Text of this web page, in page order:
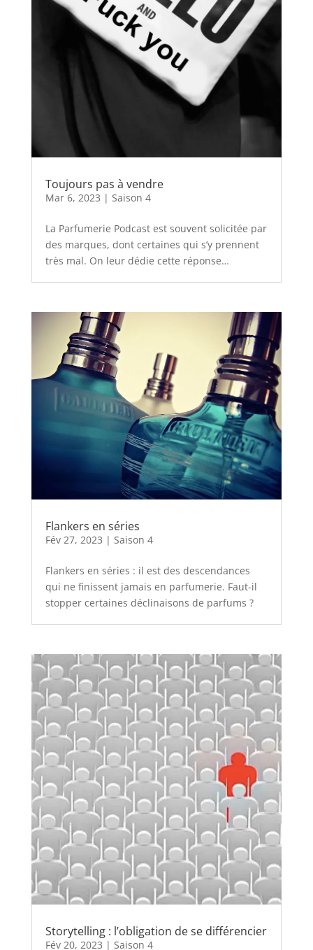
Toujours pas à vendre
Mar 6, 2023 | Saison 4
La Parfumerie Podcast est souvent solicitée par
des marques, dont certaines qui s’y prennent
très mal. On leur dédie cette réponse…
Flankers en séries
Fév 27, 2023 | Saison 4
Flankers en séries : il est des descendances
qui ne finissent jamais en parfumerie. Faut-il
stopper certaines déclinaisons de parfums ?
Storytelling : l’obligation de se différencier
Fév 20, 2023 | Saison 4